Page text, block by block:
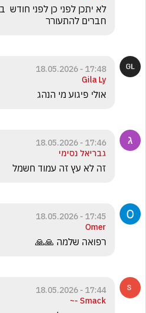
חברים להתעורר
17:48 - 18.05.2026
Gila Ly
אולי פיגוע מי הנהג
17:46 - 18.05.2026
גבריאל נסימי
זה לא עץ זה עמוד חשמל
17:45 - 18.05.2026
Omer
רפואה שלמה 🙏🙏
17:44 - 18.05.2026
Smack -~